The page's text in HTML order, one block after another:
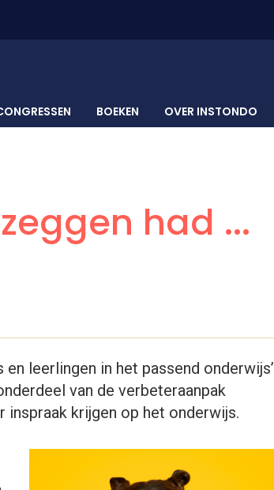
BOEKEN OVER INSTONDO
had ...
leerlingen in het passend onderwijs’
van de verbeteraanpak
inspraak krijgen op het onderwijs.